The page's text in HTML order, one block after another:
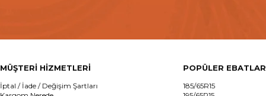
MÜŞTERİ HİZMETLERİ
İptal / İade / Değişim Şartları
POPÜLER EBATLAR
185/65R15